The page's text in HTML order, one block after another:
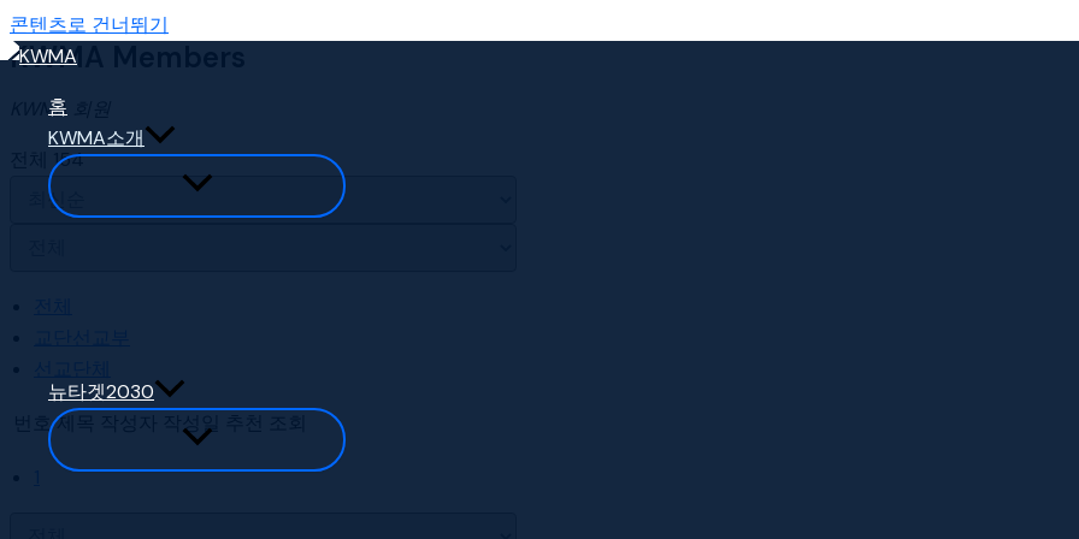
콘텐츠로 건너뛰기
홈
KWMA소개
뉴타겟2030
KWMA Members
KWMA 회원
전체 154
번호제목 작성일